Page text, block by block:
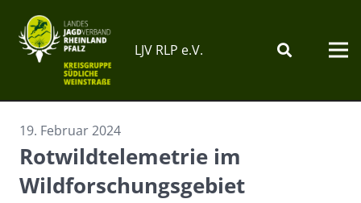
LJV RLP e.V.
19. Februar 2024
Rotwildtelemetrie im
Wildforschungsgebiet